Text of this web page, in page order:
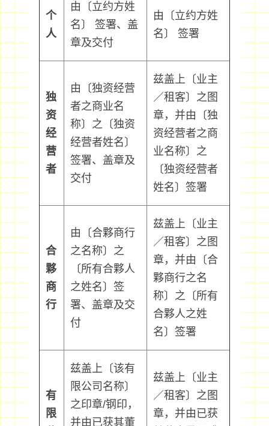
个
人
由〔立约方姓
名〕 签署、盖
章及交付
由〔立约方姓
名〕 签署
独
资
经
营
者
由〔独资经营
者之商业名
称〕之〔独资
经营者姓名〕
签署、盖章及
交付
兹盖上〔业主
／租客〕之图
章，并由〔独
资经营者之商
业名称〕之
〔独资经营者
姓名〕签署
合
夥
商
行
由〔合夥商行
之名称〕之
〔所有合夥人
之姓名〕签
署、盖章及交
付
兹盖上〔业主
／租客〕之图
章，并由〔合
夥商行之名
称〕之〔所有
合夥人之姓
名〕签署
有
限
兹盖上〔该有
限公司名称〕
之印章/钢印，
并由已获其董
兹盖上〔业主
／租客〕之图
章，并由已获